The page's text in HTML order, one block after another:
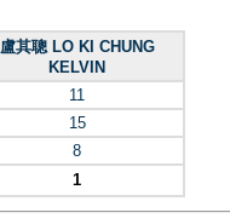
盧其聰 LO KI CHUNG
KELVIN
11
15
8
1